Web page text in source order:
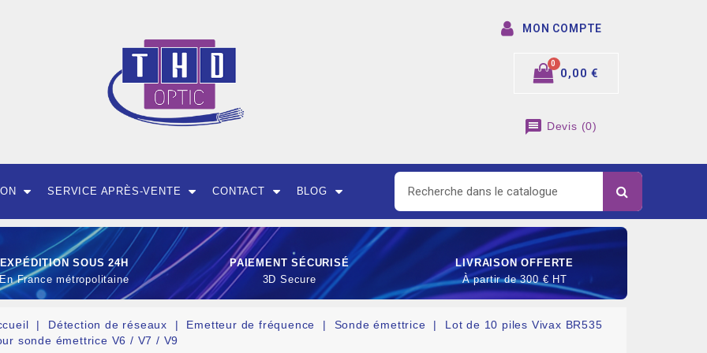
MON COMPTE
0,00 €
message Devis (0)
SERVICE APRÈS-VENTE CONTACT BLOG
EXPÉDITION SOUS 24H
En France métropolitaine
PAIEMENT SÉCURISÉ
3D Secure
LIVRAISON OFFERTE
À partir de 300 € HT
Détection de réseaux Emetteur de fréquence Sonde émettrice
Lot de 10 piles Vivax BR535
sonde émettrice V6 / V7 / V9